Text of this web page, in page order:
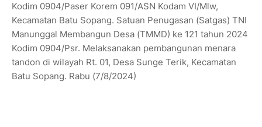
Kodim 0904/Paser Korem 091/ASN Kodam VI/Mlw,
Kecamatan Batu Sopang. Satuan Penugasan (Satgas) TNI
Manunggal Membangun Desa (TMMD) ke 121 tahun 2024
Kodim 0904/Psr. Melaksanakan pembangunan menara
tandon di wilayah Rt. 01, Desa Sunge Terik, Kecamatan
Batu Sopang. Rabu (7/8/2024)